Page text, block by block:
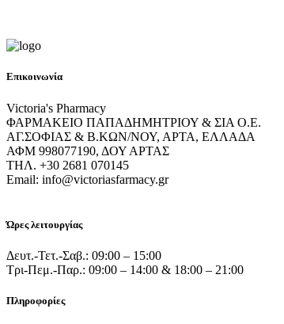
Επικοινωνία
Victoria's Pharmacy
ΦΑΡΜΑΚΕΙΟ ΠΑΠΑΔΗΜΗΤΡΙΟΥ & ΣΙΑ Ο.Ε.
ΑΓ.ΣΟΦΙΑΣ & Β.ΚΩΝ/ΝΟΥ, ΑΡΤΑ, ΕΛΛΑΔΑ
ΑΦΜ 998077190, ΔΟΥ ΑΡΤΑΣ
ΤΗΛ. +30 2681 070145
Email: info@victoriasfarmacy.gr
Ώρες λειτουργίας
Δευτ.-Τετ.-Σαβ.: 09:00 – 15:00
Τρι-Πεμ.-Παρ.: 09:00 – 14:00 & 18:00 – 21:00
Πληροφορίες